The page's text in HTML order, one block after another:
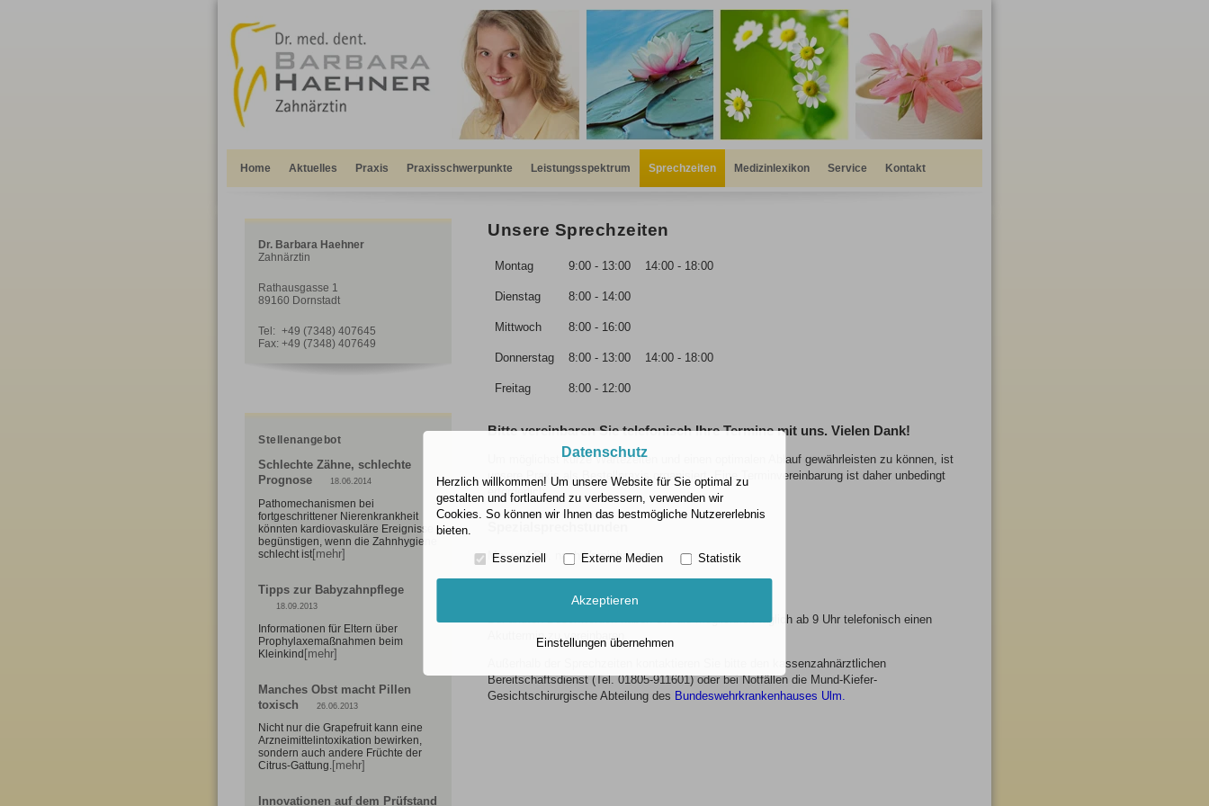
Home Aktuelles Praxis Praxisschwerpunkte Leistungsspektrum Sprechzeiten Medizinlexikon Service Kontakt
Dr. Barbara Haehner
Zahnärztin
Rathausgasse 1
89160 Dornstadt
Tel: +49 (7348) 407645
Fax: +49 (7348) 407649
Stellenangebot
Schlechte Zähne, schlechte
Prognose
18.06.2014
Pathomechanismen bei
fortgeschrittener Nierenkrankheit
könnten kardiovaskuläre Ereignisse
begünstigen, wenn die Zahnhygiene
schlecht ist[mehr]
Tipps zur Babyzahnpflege
18.09.2013
Informationen für Eltern über
Prophylaxemaßnahmen beim
Kleinkind[mehr]
Manches Obst macht Pillen
toxisch
26.06.2013
Nicht nur die Grapefruit kann eine
Arzneimittelintoxikation bewirken,
sondern auch andere Früchte der
Citrus-Gattung.[mehr]
Innovationen auf dem Prüfstand
Unsere Sprechzeiten
Montag 9:00 - 13:00 14:00 - 18:00
Dienstag 8:00 - 14:00
Mittwoch 8:00 - 16:00
Donnerstag 8:00 - 13:00 14:00 - 18:00
Freitag 8:00 - 12:00
Bitte vereinbaren Sie telefonisch Ihre Termine mit uns. Vielen Dank!
Um möglichst kurze Wartezeiten und einen optimalen Ablauf gewährleisten zu können, ist
unsere Praxis als Bestellpraxis organisiert. Eine Terminvereinbarung ist daher unbedingt
erforderlich.
Mo. und Do. nach Vereinbarung
Bei akuten Beschwerden haben Sie die Möglichkeit täglich ab 9 Uhr telefonisch einen
Akuttermin zu vereinbaren.
Außerhalb der Sprechzeiten kontaktieren Sie bitte den kassenzahnärztlichen
Bereitschaftsdienst (Tel. 01805-911601) oder bei Notfällen die Mund-Kiefer-
Gesichtschirurgische Abteilung des Bundeswehrkrankenhauses Ulm.
Datenschutz
Herzlich willkommen! Um unsere Website für Sie optimal zu
gestalten und fortlaufend zu verbessern, verwenden wir
Cookies. So können wir Ihnen das bestmögliche Nutzererlebnis
bieten.
Essenziell Externe Medien Statistik
Akzeptieren
Einstellungen übernehmen